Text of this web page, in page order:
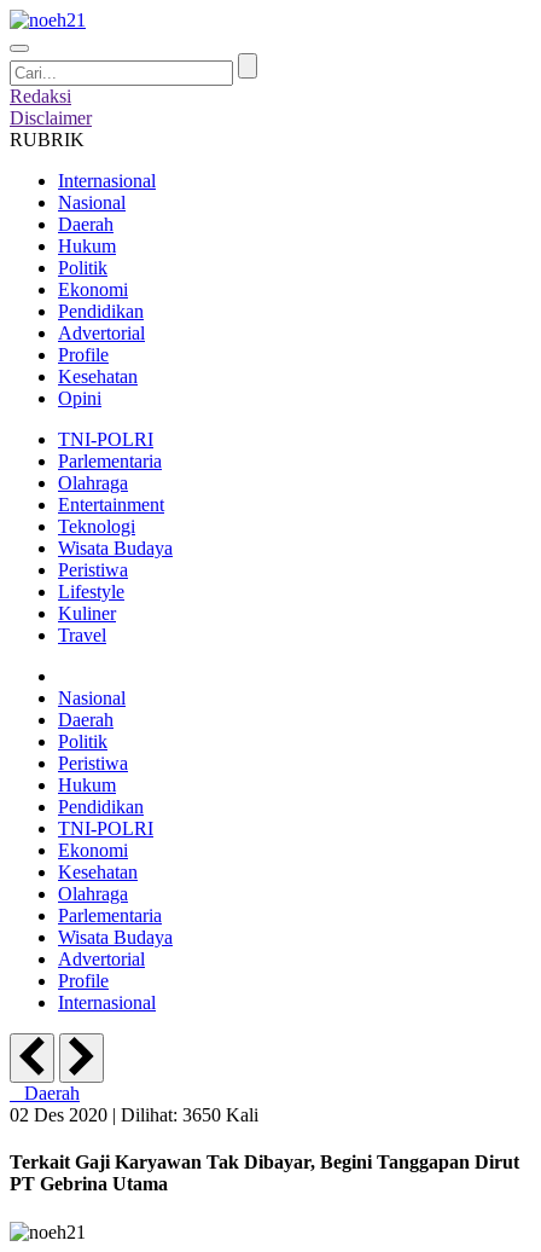
Redaksi
Disclaimer
RUBRIK
Internasional
Nasional
Daerah
Hukum
Politik
Ekonomi
Pendidikan
Advertorial
Profile
Kesehatan
Opini
TNI-POLRI
Parlementaria
Olahraga
Entertainment
Teknologi
Wisata Budaya
Peristiwa
Lifestyle
Kuliner
Travel
Nasional
Daerah
Politik
Peristiwa
Hukum
Pendidikan
TNI-POLRI
Ekonomi
Kesehatan
Olahraga
Parlementaria
Wisata Budaya
Advertorial
Profile
Internasional
Daerah
02 Des 2020 | Dilihat: 3650 Kali
Terkait Gaji Karyawan Tak Dibayar, Begini Tanggapan Dirut
PT Gebrina Utama